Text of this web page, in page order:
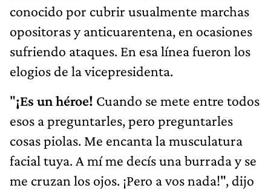
conocido por cubrir usualmente marchas
opositoras y anticuarentena, en ocasiones
sufriendo ataques. En esa línea fueron los
elogios de la vicepresidenta.
"¡Es un héroe! Cuando se mete entre todos
esos a preguntarles, pero preguntarles
cosas piolas. Me encanta la musculatura
facial tuya. A mí me decís una burrada y se
me cruzan los ojos. ¡Pero a vos nada!", dijo